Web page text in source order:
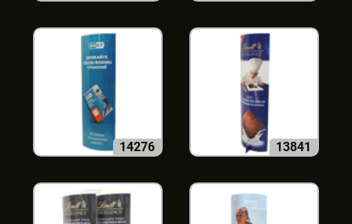
14276 13841